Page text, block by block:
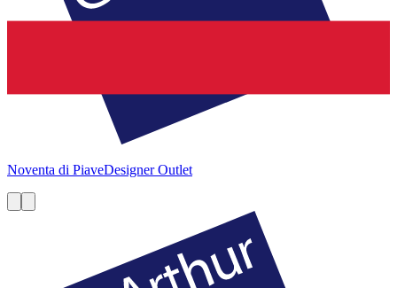
Noventa di PiaveDesigner Outlet